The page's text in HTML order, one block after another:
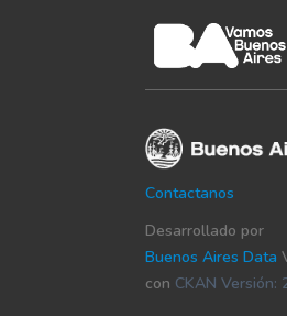
Contactanos
Desarrollado por
Buenos Aires Data
con CKAN Versión: